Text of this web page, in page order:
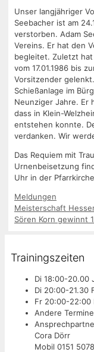
Unser langjähriger
Seebacher ist am
verstorben. Adam
Vereins. Er hat den
begleitet. Zuletzt
vom 17.01.1986 bis
Vorsitzender
Schießanlage im
Neunziger Jahre. Er
dass in Klein-
entstehen konnte.
verdanken. Wir
Das Requiem mit
Urnenbeisetzung
Uhr in der
Kategorien
Meldungen
Meisterschaft
Sören Korn gewinnt
Trainingszeiten
Di 18:00-20.00
Di 20:00-21.30
Fr 20:00-22:00
Andere
Cora Dörr
Mobil 0151